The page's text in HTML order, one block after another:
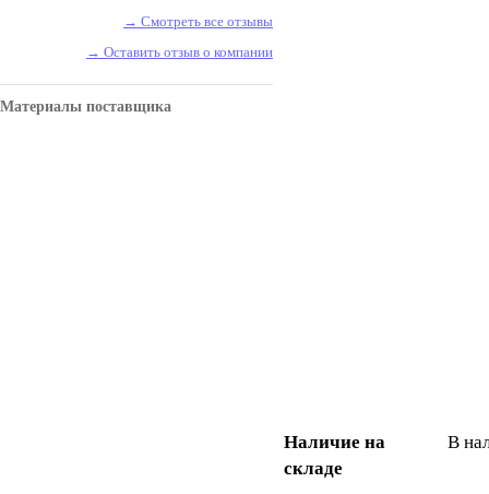
→ Смотреть все отзывы
→ Оставить отзыв о компании
Материалы поставщика
Наличие на
складе
В